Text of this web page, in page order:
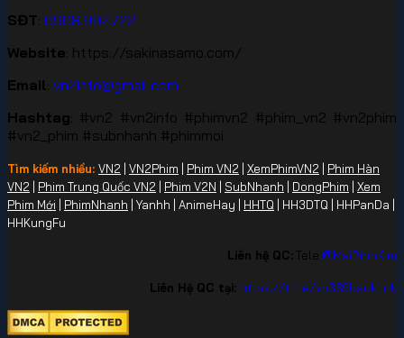
SĐT 0908.992.722
Website : https://sakinasamo.com/
Email vn2info@gmail.com
Hashtag : #vn2 #vn2info #phimvn2 #phim_vn2 #vn2phim
#vn2_phim #subnhanh #phimmoi
Tìm kiếm nhiều: VN2 | VN2Phim | Phim VN2 | XemPhimVN2 | Phim Hàn
VN2 | Phim Trung Quốc VN2 | Phim V2N | SubNhanh | DongPhim | Xem
Phim Mới | PhimNhanh | Yanhh | AnimeHay | HHTQ | HH3DTQ | HHPanDa |
HHKungFu
Liên hệ QC: Tele @MaiBinhKim
Liên Hệ QC tại: https://t.me/vn369backlink